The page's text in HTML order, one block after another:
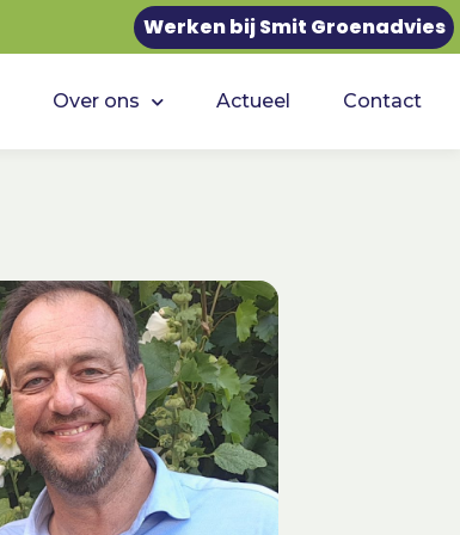
Werken bij Smit Groenadvies
Over ons Actueel Contact